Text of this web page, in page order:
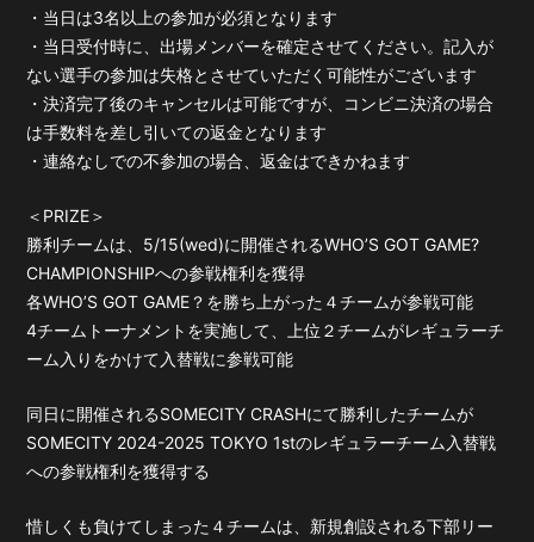
・当日は3名以上の参加が必須となります
・当日受付時に、出場メンバーを確定させてください。記入が
ない選手の参加は失格とさせていただく可能性がございます
・決済完了後のキャンセルは可能ですが、コンビニ決済の場合
は手数料を差し引いての返金となります
・連絡なしでの不参加の場合、返金はできかねます
＜PRIZE＞
勝利チームは、5/15(wed)に開催されるWHO’S GOT GAME?
CHAMPIONSHIPへの参戦権利を獲得
各WHO’S GOT GAME？を勝ち上がった４チームが参戦可能
4チームトーナメントを実施して、上位２チームがレギュラーチ
ーム入りをかけて入替戦に参戦可能
同日に開催されるSOMECITY CRASHにて勝利したチームが
SOMECITY 2024-2025 TOKYO 1stのレギュラーチーム入替戦
への参戦権利を獲得する
惜しくも負けてしまった４チームは、新規創設される下部リー